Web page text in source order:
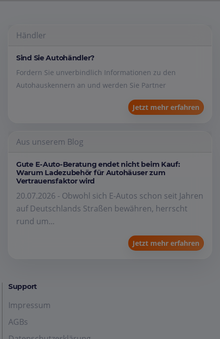
Händler
Sind Sie Autohändler?
Fordern Sie unverbindlich Informationen zu den
Autohauskennern an und werden Sie Partner
Jetzt mehr erfahren
Aus unserem Blog
Gute E-Auto-Beratung endet nicht beim Kauf:
Warum Ladezubehör für Autohäuser zum
Vertrauensfaktor wird
20.07.2026 - Obwohl sich E-Autos schon seit Jahren
auf Deutschlands Straßen bewähren, herrscht
rund um...
Jetzt mehr erfahren
Support
Impressum
AGBs